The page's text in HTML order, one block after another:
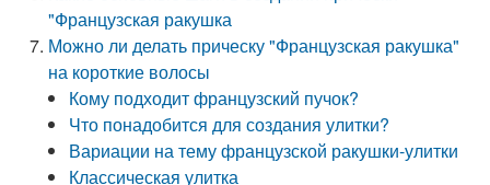
"Французская ракушка
Можно ли делать прическу "Французская ракушка"
на короткие волосы
Кому подходит французский пучок?
Что понадобится для создания улитки?
Вариации на тему французской ракушки-улитки
Классическая улитка